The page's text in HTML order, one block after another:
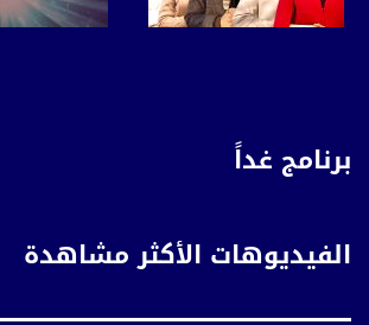
برنامج غداً
الفيديوهات الأكثر مشاهدة